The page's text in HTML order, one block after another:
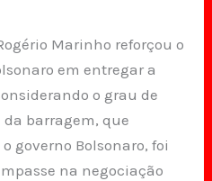
Marinho reforçou o
em entregar a
o grau de
barragem, que
governo Bolsonaro, foi
na negociação